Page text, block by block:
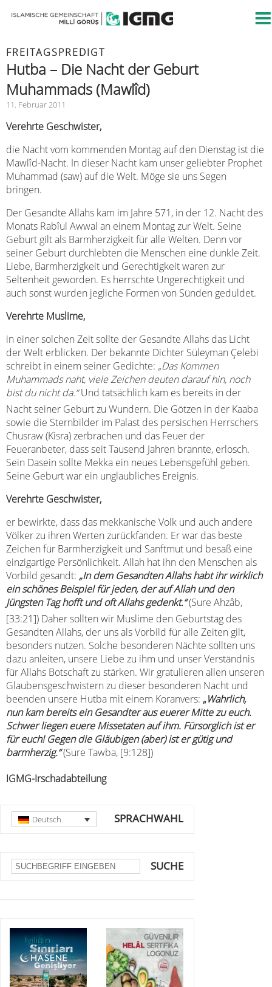
FREITAGSPREDIGT
Hutba – Die Nacht der Geburt
Muhammads (Mawlîd)
11. Februar 2011
Verehrte Geschwister,
die Nacht vom kommenden Montag auf den Dienstag ist die
Mawlîd-Nacht. In dieser Nacht kam unser geliebter Prophet
Muhammad (saw) auf die Welt. Möge sie uns Segen
bringen.
Der Gesandte Allahs kam im Jahre 571, in der 12. Nacht des
Monats Rabîul Awwal an einem Montag zur Welt. Seine
Geburt gilt als Barmherzigkeit für alle Welten. Denn vor
seiner Geburt durchlebten die Menschen eine dunkle Zeit.
Liebe, Barmherzigkeit und Gerechtigkeit waren zur
Seltenheit geworden. Es herrschte Ungerechtigkeit und
auch sonst wurden jegliche Formen von Sünden geduldet.
Verehrte Muslime,
in einer solchen Zeit sollte der Gesandte Allahs das Licht
der Welt erblicken. Der bekannte Dichter Süleyman Çelebi
schreibt in einem seiner Gedichte: „Das Kommen
Muhammads naht, viele Zeichen deuten darauf hin, noch
bist du nicht da.“Und tatsächlich kam es bereits in der
Nacht seiner Geburt zu Wundern. Die Götzen in der Kaaba
sowie die Sternbilder im Palast des persischen Herrschers
Chusraw (Kisra) zerbrachen und das Feuer der
Feueranbeter, dass seit Tausend Jahren brannte, erlosch.
Sein Dasein sollte Mekka ein neues Lebensgefühl geben.
Seine Geburt war ein unglaubliches Ereignis.
Verehrte Geschwister,
er bewirkte, dass das mekkanische Volk und auch andere
Völker zu ihren Werten zurückfanden. Er war das beste
Zeichen für Barmherzigkeit und Sanftmut und besaß eine
einzigartige Persönlichkeit. Allah hat ihn den Menschen als
Vorbild gesandt: „In dem Gesandten Allahs habt ihr wirklich
ein schönes Beispiel für jeden, der auf Allah und den
Jüngsten Tag hofft und oft Allahs gedenkt.“(Sure Ahzâb,
[33:21]) Daher sollten wir Muslime den Geburtstag des
Gesandten Allahs, der uns als Vorbild für alle Zeiten gilt,
besonders nutzen. Solche besonderen Nächte sollten uns
dazu anleiten, unsere Liebe zu ihm und unser Verständnis
für Allahs Botschaft zu stärken. Wir gratulieren allen unseren
Glaubensgeschwistern zu dieser besonderen Nacht und
beenden unsere Hutba mit einem Koranvers: „Wahrlich,
nun kam bereits ein Gesandter aus euerer Mitte zu euch.
Schwer liegen euere Missetaten auf ihm. Fürsorglich ist er
für euch! Gegen die Gläubigen (aber) ist er gütig und
barmherzig.“(Sure Tawba, [9:128])
IGMG-Irschadabteilung
SPRACHWAHL
Deutsch
SUCHE